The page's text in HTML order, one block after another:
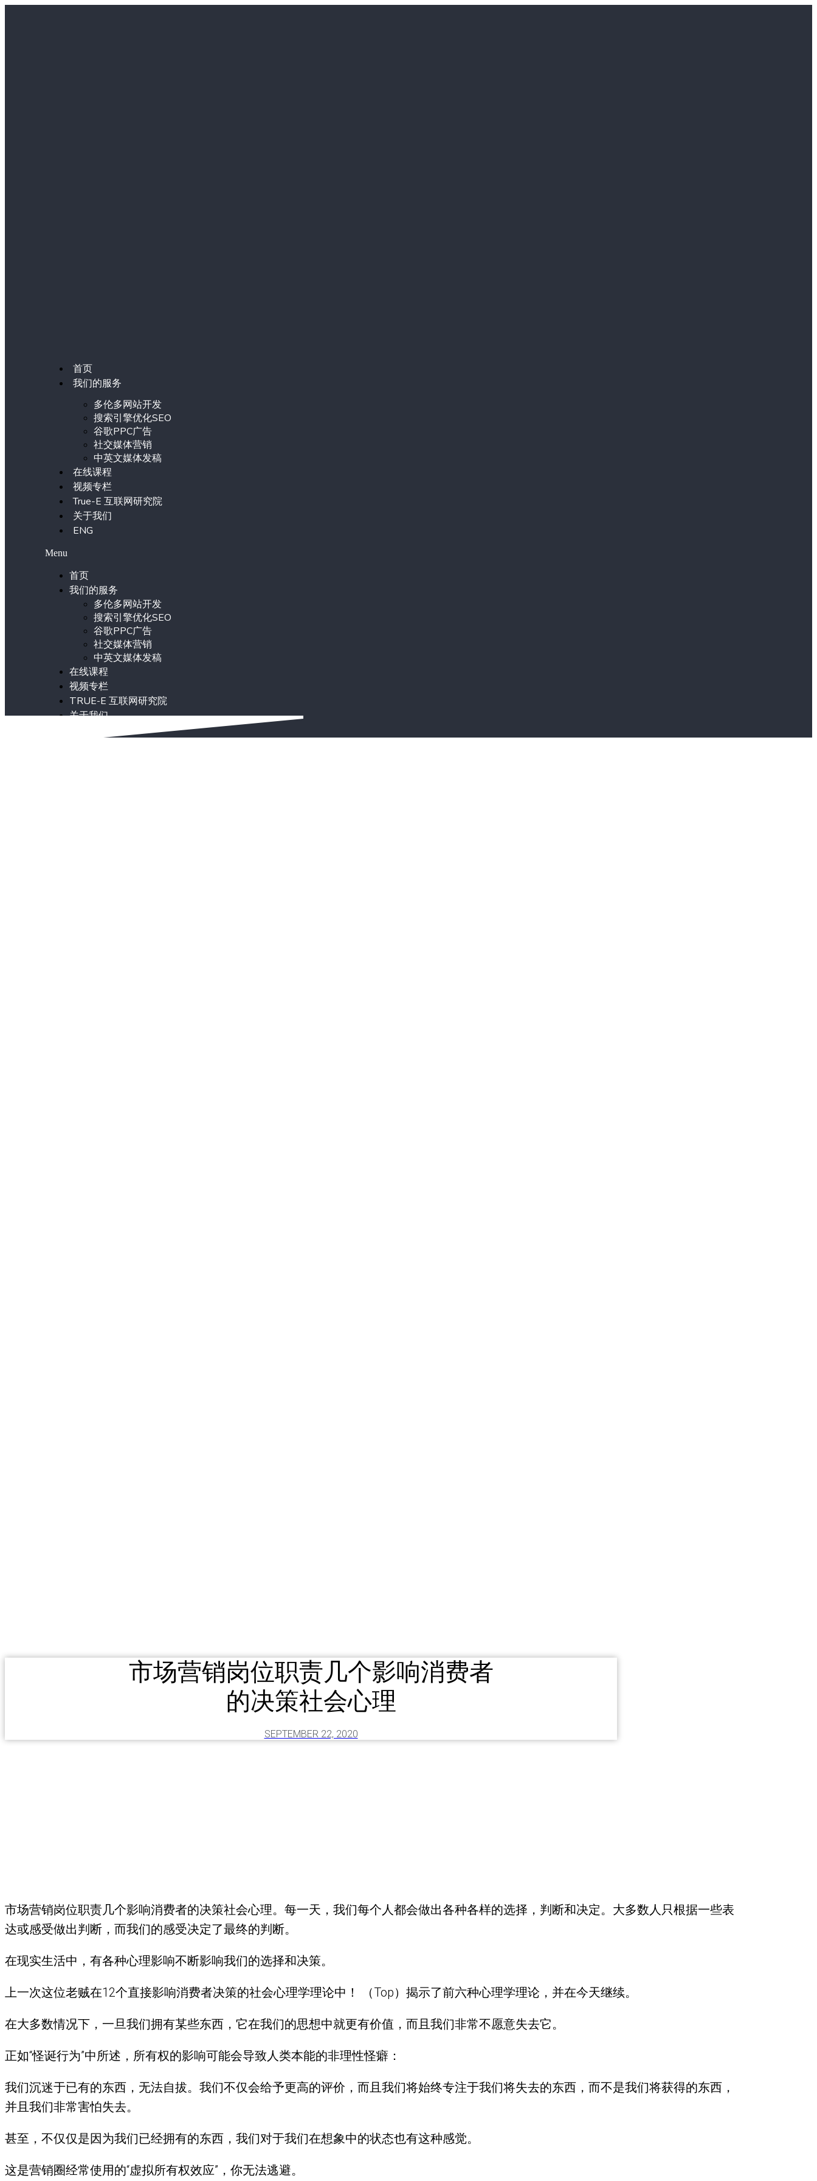
首页
我们的服务
多伦多网站开发
搜索引擎优化SEO
谷歌PPC广告
社交媒体营销
中英文媒体发稿
在线课程
视频专栏
True-E 互联网研究院
关于我们
ENG
Menu
首页
我们的服务
多伦多网站开发
搜索引擎优化SEO
谷歌PPC广告
社交媒体营销
中英文媒体发稿
在线课程
视频专栏
TRUE-E 互联网研究院
关于我们
市场营销岗位职责几个影响消费者
的决策社会心理
SEPTEMBER 22, 2020
市场营销岗位职责几个影响消费者的决策社会心理。每一天，我们每个人都会做出各种各样的选择，判断和决定。大多数人只根据一些表
达或感受做出判断，而我们的感受决定了最终的判断。
在现实生活中，有各种心理影响不断影响我们的选择和决策。
上一次这位老贼在12个直接影响消费者决策的社会心理学理论中！ （Top）揭示了前六种心理学理论，并在今天继续。
在大多数情况下，一旦我们拥有某些东西，它在我们的思想中就更有价值，而且我们非常不愿意失去它。
正如“怪诞行为”中所述，所有权的影响可能会导致人类本能的非理性怪癖：
我们沉迷于已有的东西，无法自拔。我们不仅会给予更高的评价，而且我们将始终专注于我们将失去的东西，而不是我们将获得的东西，
并且我们非常害怕失去。
甚至，不仅仅是因为我们已经拥有的东西，我们对于我们在想象中的状态也有这种感觉。
这是营销圈经常使用的“虚拟所有权效应”，你无法逃避。